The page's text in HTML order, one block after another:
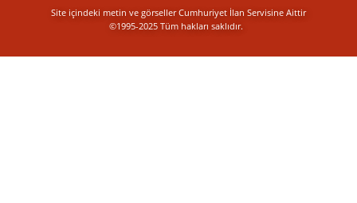
Site içindeki metin ve görseller Cumhuriyet İlan Servisine Aittir
©1995-2025 Tüm hakları saklıdır.